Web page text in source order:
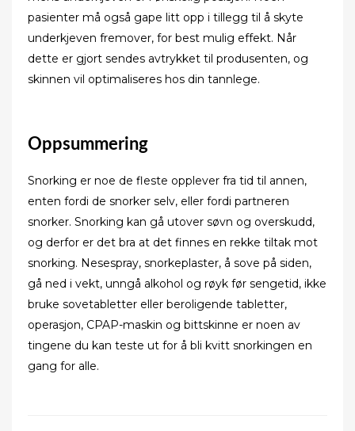
pasienter må også gape litt opp i tillegg til å skyte
underkjeven fremover, for best mulig effekt. Når
dette er gjort sendes avtrykket til produsenten, og
skinnen vil optimaliseres hos din tannlege.
Oppsummering
Snorking er noe de fleste opplever fra tid til annen,
enten fordi de snorker selv, eller fordi partneren
snorker. Snorking kan gå utover søvn og overskudd,
og derfor er det bra at det finnes en rekke tiltak mot
snorking. Nesespray, snorkeplaster, å sove på siden,
gå ned i vekt, unngå alkohol og røyk før sengetid, ikke
bruke sovetabletter eller beroligende tabletter,
operasjon, CPAP-maskin og bittskinne er noen av
tingene du kan teste ut for å bli kvitt snorkingen en
gang for alle.